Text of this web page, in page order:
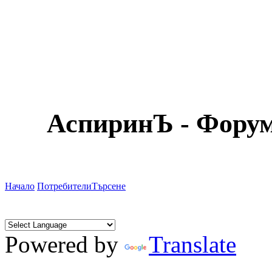
АспиринЪ -
Начало ПотребителиТърсене
Powered by Translate